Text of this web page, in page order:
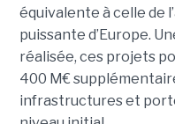
équivalente à celle de
puissante d’Europe.
réalisée, ces projets
400 M€
infrastructures et